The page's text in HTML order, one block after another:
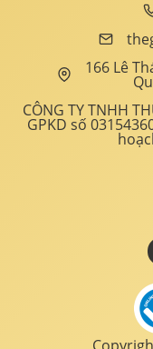
166 Lê
CÔNG TY TNHH
GPKD số